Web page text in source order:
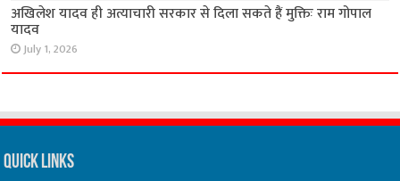
अखिलेश यादव ही अत्याचारी सरकार से दिला सकते हैं मुक्तिः राम गोपाल
यादव
July 1, 2026
Quick Links